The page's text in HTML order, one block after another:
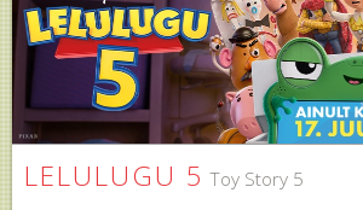
LELULUGU 5 Toy Story 5